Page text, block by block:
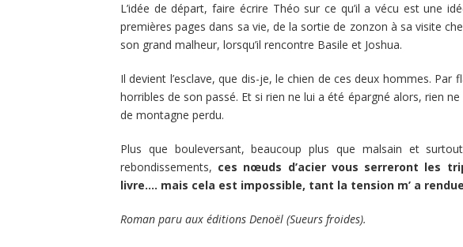
L’idée de départ, faire écrire Théo sur ce qu’il a vécu est une
premières pages dans sa vie, de la sortie de zonzon à sa visite
son grand malheur, lorsqu’il rencontre Basile et Joshua.
Il devient l’esclave, que dis-je, le chien de ces deux hommes. Par
horribles de son passé. Et si rien ne lui a été épargné alors, rien
de montagne perdu.
Plus que bouleversant, beaucoup plus que malsain et
rebondissements, ces nœuds d’acier vous serreront les
livre…. mais cela est impossible, tant la tension m’ a
Roman paru aux éditions Denoël (Sueurs froides).